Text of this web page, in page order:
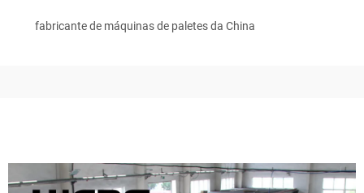
fabricante de máquinas de paletes da China